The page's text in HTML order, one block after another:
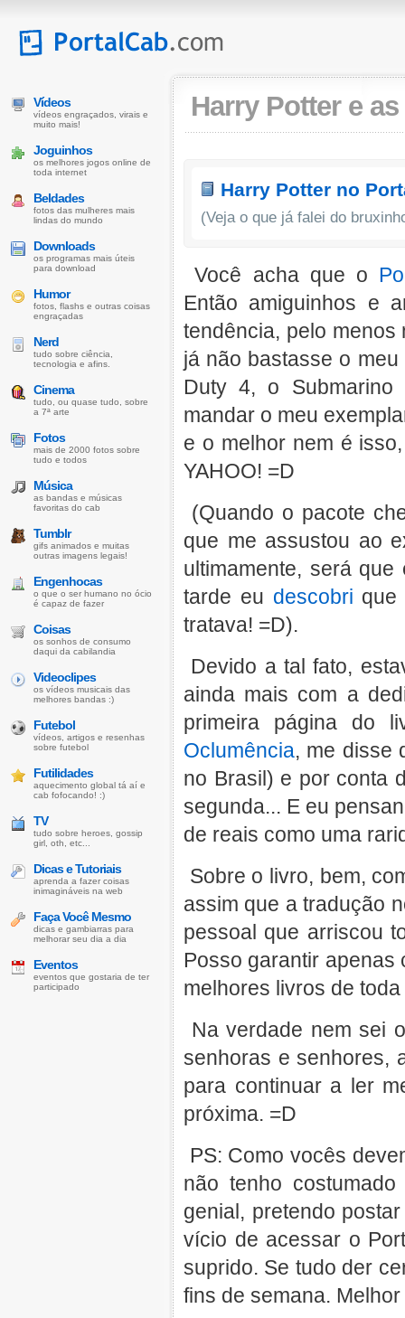
Harry Potter e
Harry Potter no
(Veja o que já falei do
Você acha que o
Então amiguinhos e
tendência, pelo
já não bastasse o
Duty 4, o
mandar o meu
e o melhor nem é
YAHOO! =D
(Quando o pacote
que me assustou ao
ultimamente, será
tarde eu descobri que
tratava! =D).
Devido a tal fato,
ainda mais com a
primeira página do
Oclumência, me disse
no Brasil) e por conta
segunda... E eu
de reais como uma
Sobre o livro, bem,
assim que a tradução
pessoal que arriscou
Posso garantir apenas
melhores livros de
Na verdade nem sei
senhoras e senhores,
para continuar a ler
próxima. =D
PS: Como vocês
não tenho
genial, pretendo
vício de acessar o
suprido. Se tudo der
fins de semana.
Vídeos
vídeos engraçados, virais e
muito mais!
Joguinhos
os melhores jogos online de
toda internet
Beldades
fotos das mulheres mais
lindas do mundo
Downloads
os programas mais úteis
para download
Humor
fotos, flashs e outras coisas
engraçadas
Nerd
tudo sobre ciência,
tecnologia e afins.
Cinema
tudo, ou quase tudo, sobre
a 7ª arte
Fotos
mais de 2000 fotos sobre
tudo e todos
Música
as bandas e músicas
favoritas do cab
Tumblr
gifs animados e muitas
outras imagens legais!
Engenhocas
o que o ser humano no ócio
é capaz de fazer
Coisas
os sonhos de consumo
daqui da cabilandia
Videoclipes
os vídeos musicais das
melhores bandas :)
Futebol
vídeos, artigos e resenhas
sobre futebol
Futilidades
aquecimento global tá aí e
cab fofocando! :)
TV
tudo sobre heroes, gossip
girl, oth, etc...
Dicas e Tutoriais
aprenda a fazer coisas
inimagináveis na web
Faça Você Mesmo
dicas e gambiarras para
melhorar seu dia a dia
Eventos
eventos que gostaria de ter
participado